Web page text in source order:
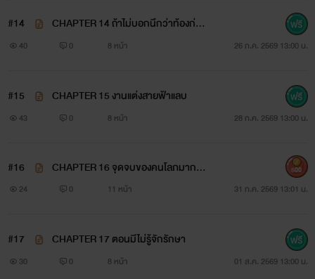
#14
CHAPTER 14 ถ้าไม่บอกนึกว่าท้องก่อน
แต่ง
40 0 8 หน้า 26 ก.ค. 2569 13:00 น.
#15 CHAPTER 15 งานแต่งสายฟ้าแลบ
43 0 8 หน้า 28 ก.ค. 2569 13:00 น.
#16
CHAPTER 16 จุดจบของคนโลภมาก(+
++/อ่านฟรีวันเดียว)
24 0 11 หน้า 31 ก.ค. 2569 13:01 น.
500
#17 CHAPTER 17 ตอนมีไม่รู้จักรักษา
30 0 8 หน้า 01 ส.ค. 2569 13:00 น.